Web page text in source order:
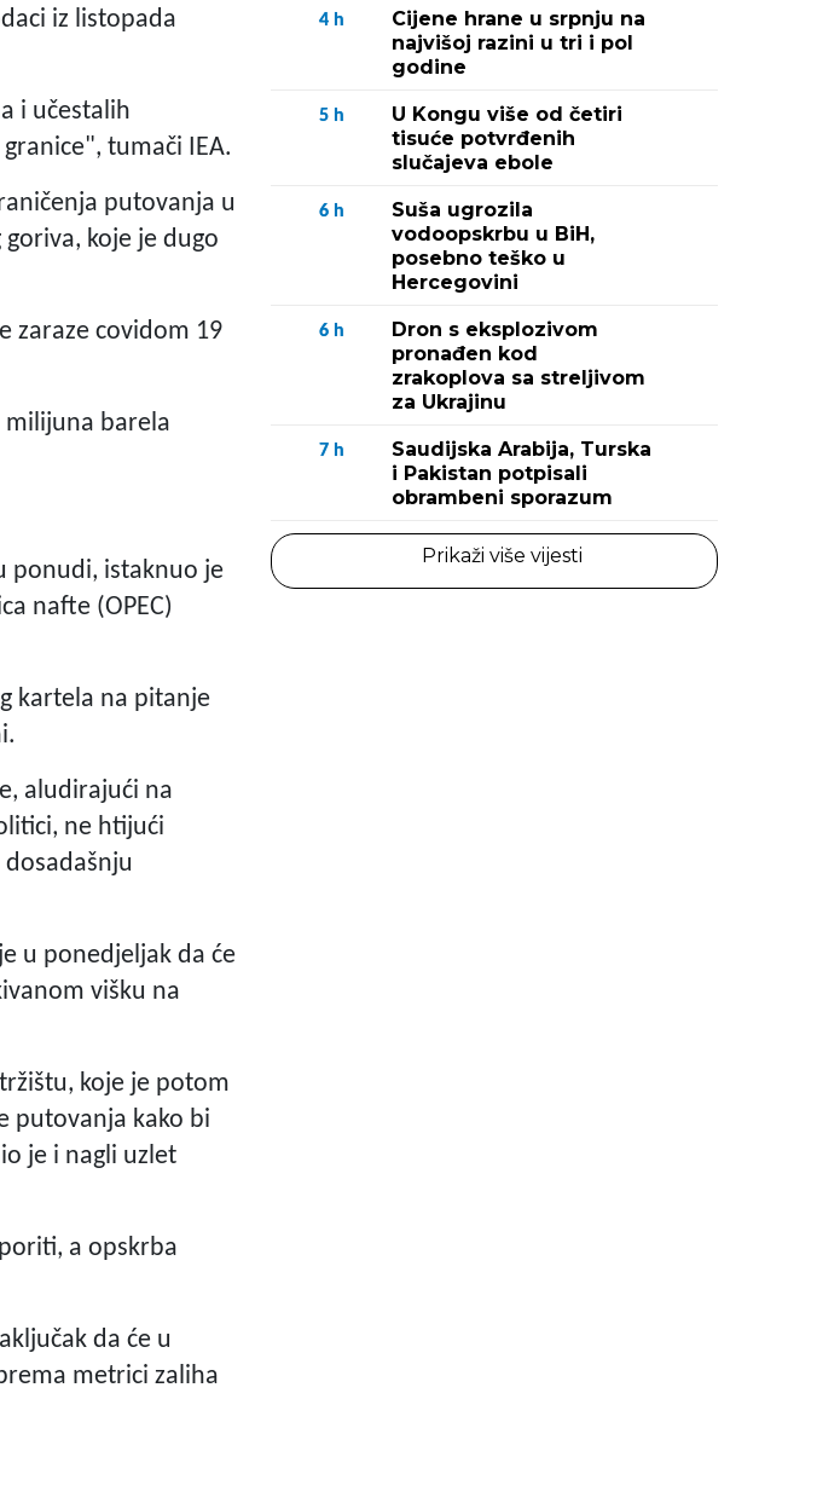
iz listopada
i učestalih
tumači IEA.
putovanja u
koje je dugo
zaraze covidom 19
milijuna barela
ponudi, istaknuo je
nafte (OPEC)
kartela na pitanje
aludirajući na
ne htijući
u ponedjeljak da će
višku na
koje je potom
putovanja kako bi
je i nagli uzlet
a opskrba
da će u
metrici zaliha
4 h
Cijene hrane u srpnju na
najvišoj razini u tri i pol
godine
5 h
U Kongu više od četiri
tisuće potvrđenih
slučajeva ebole
6 h
Suša ugrozila
vodoopskrbu u BiH,
posebno teško u
Hercegovini
6 h
Dron s eksplozivom
pronađen kod
zrakoplova sa streljivom
za Ukrajinu
7 h
Saudijska Arabija, Turska
i Pakistan potpisali
obrambeni sporazum
Prikaži više vijesti